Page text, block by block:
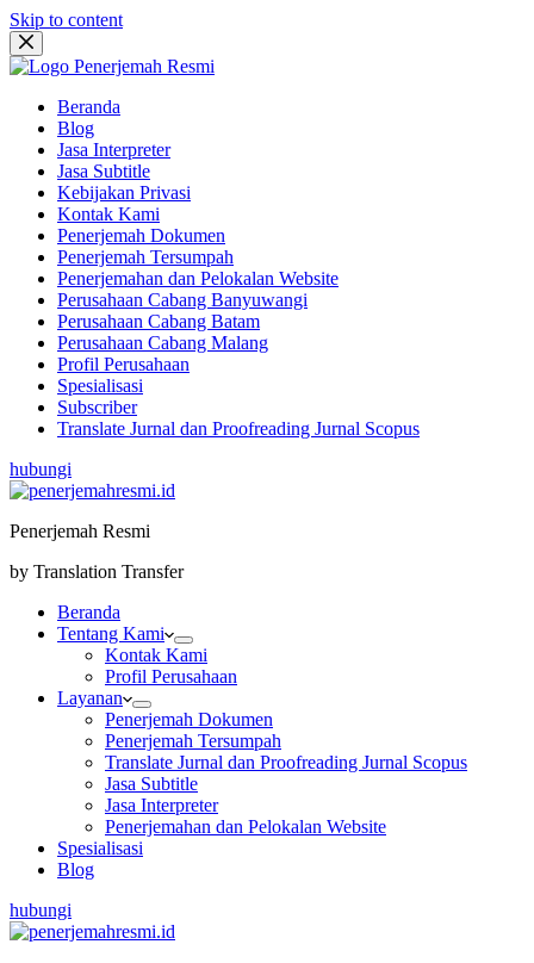
Skip to content
Beranda
Blog
Jasa Interpreter
Jasa Subtitle
Kebijakan Privasi
Kontak Kami
Penerjemah Dokumen
Penerjemah Tersumpah
Penerjemahan dan Pelokalan Website
Perusahaan Cabang Banyuwangi
Perusahaan Cabang Batam
Perusahaan Cabang Malang
Profil Perusahaan
Spesialisasi
Subscriber
Translate Jurnal dan Proofreading Jurnal Scopus
hubungi
Penerjemah Resmi
by Translation Transfer
Beranda
Tentang Kami
Kontak Kami
Profil Perusahaan
Layanan
Penerjemah Dokumen
Penerjemah Tersumpah
Translate Jurnal dan Proofreading Jurnal Scopus
Jasa Subtitle
Jasa Interpreter
Penerjemahan dan Pelokalan Website
Spesialisasi
Blog
hubungi